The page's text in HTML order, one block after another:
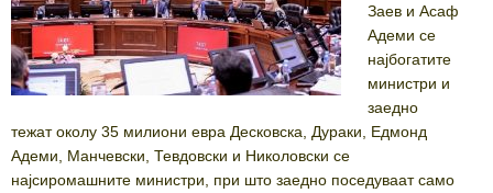
Заев и Асаф
Адеми се
најбогатите
министри и
заедно
тежат околу 35 милиони евра Десковска, Дураки, Едмонд
Адеми, Манчевски, Тевдовски и Николовски се
најсиромашните министри, при што заедно поседуваат само